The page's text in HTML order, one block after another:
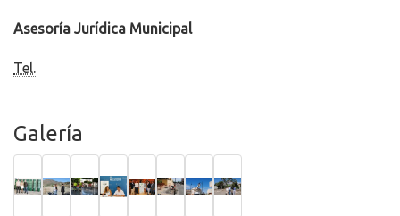
Asesoría Jurídica Municipal
Tel.
Galería
nuevostodoschiclesplanroboplanplanoasis